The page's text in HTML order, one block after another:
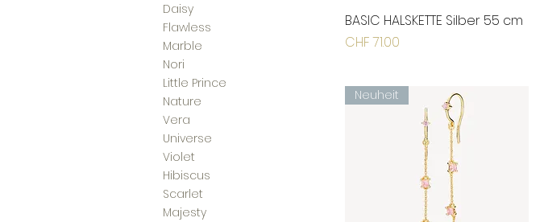
Daisy
Flawless
Marble
Nori
Little Prince
Nature
Vera
Universe
Violet
Hibiscus
Scarlet
Majesty
Schnellansicht
BASIC HALSKETTE Silber 55 cm
Preis
CHF 71.00
Neuheit